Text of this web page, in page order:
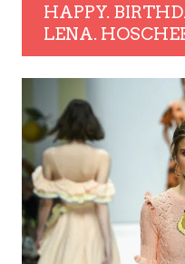
HAPPY.
LENA.